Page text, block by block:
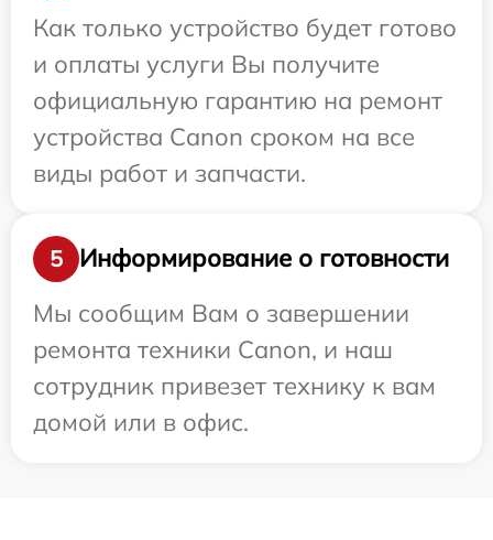
Как только устройство будет готово
и оплаты услуги Вы получите
официальную гарантию на ремонт
устройства Canon сроком на все
виды работ и запчасти.
5
Информирование о готовности
Мы сообщим Вам о завершении
ремонта техники Canon, и наш
сотрудник привезет технику к вам
домой или в офис.